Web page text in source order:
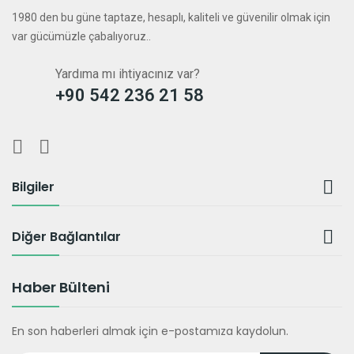
1980 den bu güne taptaze, hesaplı, kaliteli ve güvenilir olmak için
var gücümüzle çabalıyoruz..
Yardıma mı ihtiyacınız var?
+90 542 236 21 58
Bilgiler 
Diğer Bağlantılar 
Haber Bülteni
En son haberleri almak için e-postamıza kaydolun.